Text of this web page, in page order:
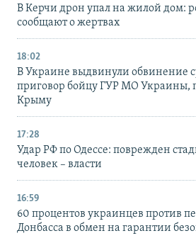
В Керчи дрон упал на жилой дом:
сообщают о жертвах
18:02
В Украине выдвинули обвинение
приговор бойцу ГУР МО Украины,
Крыму
17:28
Удар РФ по Одессе: поврежден
человек – власти
16:59
60 процентов украинцев против
Донбасса в обмен на гарантии